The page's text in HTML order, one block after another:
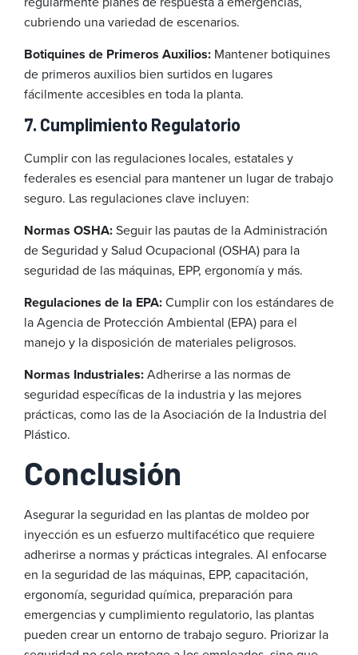
cubriendo una variedad de escenarios.
Botiquines de Primeros Auxilios: Mantener botiquines
de primeros auxilios bien surtidos en lugares
fácilmente accesibles en toda la planta.
7. Cumplimiento Regulatorio
Cumplir con las regulaciones locales, estatales y
federales es esencial para mantener un lugar de trabajo
seguro. Las regulaciones clave incluyen:
Normas OSHA:Seguir las pautas de la Administración
de Seguridad y Salud Ocupacional (OSHA) para la
seguridad de las máquinas, EPP, ergonomía y más.
Regulaciones de la EPA:Cumplir con los estándares de
la Agencia de Protección Ambiental (EPA) para el
manejo y la disposición de materiales peligrosos.
Normas Industriales:Adherirse a las normas de
seguridad específicas de la industria y las mejores
prácticas, como las de la Asociación de la Industria del
Plástico.
Conclusión
Asegurar la seguridad en las plantas de moldeo por
inyección es un esfuerzo multifacético que requiere
adherirse a normas y prácticas integrales. Al enfocarse
en la seguridad de las máquinas, EPP, capacitación,
ergonomía, seguridad química, preparación para
emergencias y cumplimiento regulatorio, las plantas
pueden crear un entorno de trabajo seguro. Priorizar la